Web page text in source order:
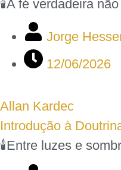
🕯️A fé verdadeira
Jorge
12/06/2026
Allan Kardec
Introdução à
🕯️Entre luzes e